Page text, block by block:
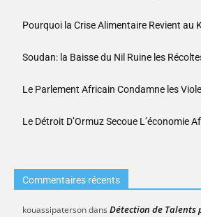
Pourquoi la Crise Alimentaire Revient au
Soudan: la Baisse du Nil Ruine les
Le Parlement Africain Condamne les
Le Détroit D’Ormuz Secoue L’économie
Commentaires récents
kouassipatersondans Détection de Talents